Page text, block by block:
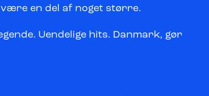
en del af noget større.
Uendelige hits. Danmark, gør